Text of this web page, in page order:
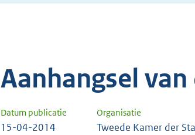
Aanhangsel
Datum publicatie Organisatie
15-04-2014 Tweede Kamer der